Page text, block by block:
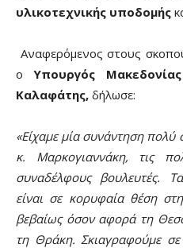
υλικοτεχνικής υποδομής
Αναφερόμενος στους
οΥπουργός
Καλαφάτης, δήλωσε:
«Είχαμε μία συνάντηση πολύ
κ. Μαρκογιαννάκη, τις
συναδέλφους βουλευτές.
είναι σε κορυφαία θέση
βεβαίως όσον αφορά τη
τη Θράκη. Σκιαγραφούμε